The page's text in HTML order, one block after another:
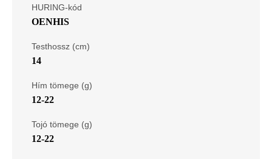
HURING-kód
OENHIS
Testhossz (cm)
14
Hím tömege (g)
12-22
Tojó tömege (g)
12-22